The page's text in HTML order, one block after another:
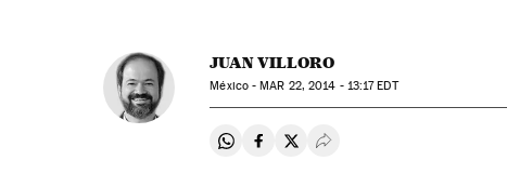
JUAN VILLORO
México -MAR 22, 2014 - 13:17EDT
Compartir en Whatsapp
Compartir en Facebook
Compartir en Twitter
Desplegar Redes Sociales